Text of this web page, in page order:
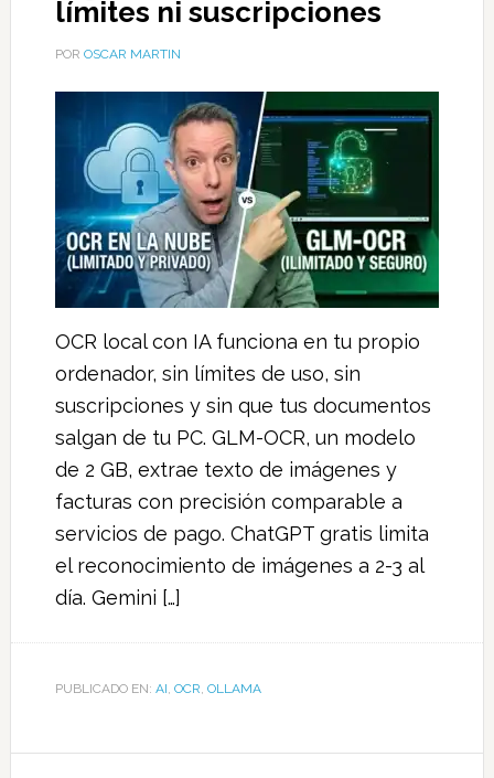
límites ni suscripciones
POR OSCAR MARTIN
OCR local con IA funciona en tu propio
ordenador, sin límites de uso, sin
suscripciones y sin que tus documentos
salgan de tu PC. GLM-OCR, un modelo
de 2 GB, extrae texto de imágenes y
facturas con precisión comparable a
servicios de pago. ChatGPT gratis limita
el reconocimiento de imágenes a 2-3 al
día. Gemini […]
PUBLICADO EN: AI, OCR, OLLAMA